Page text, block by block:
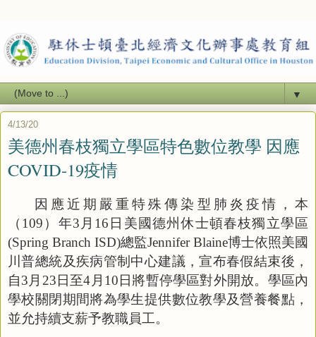
▼
4/13/20
美德州春枝獨立學區特色數位教學 因應
COVID-19疫情
因應近期嚴重特殊傳染型肺炎疫情，本
（ 109 ）年3 月 16 日美國德州休士頓春枝獨立學區
(Spring Branch ISD)總監Jennifer Blaine博士依照美國
川普總統及疾病管制中心建議，宣布春假結束後，
自3 月 23日至4 月 10日將暫停學區對外開放。學區內
學校關閉期間將為學生提供數位教學及營養餐點，
並允持續支薪予教職員工。